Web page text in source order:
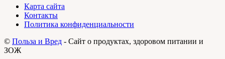
Карта сайта
Контакты
Политика конфиденциальности
© Польза и Вред - Сайт о продуктах, здоровом питании и
ЗОЖ